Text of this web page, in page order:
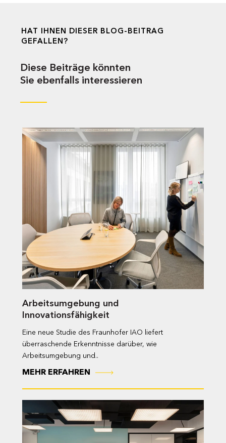
HAT IHNEN DIESER BLOG-BEITRAG
GEFALLEN?
Diese Beiträge könnten
Sie ebenfalls interessieren
Arbeitsumgebung und
Innovationsfähigkeit
Eine neue Studie des Fraunhofer IAO liefert
überraschende Erkenntnisse darüber, wie
Arbeitsumgebung und..
MEHR ERFAHREN